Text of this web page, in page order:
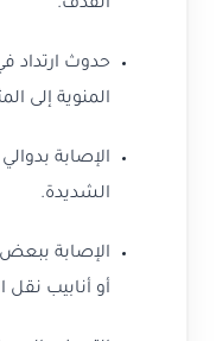
القذف.
حدوث ارتداد في
المنوية إلى
الإصابة بدوالي
الشديدة.
الإصابة ببعض
أو أنابيب نقل